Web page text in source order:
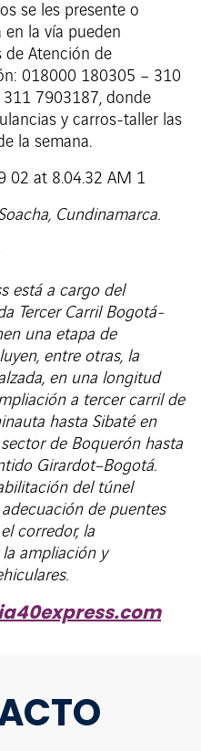
se les presente o
en la vía pueden
de Atención de
018000 180305 – 310
7903187, donde
y carros-taller las
la semana.
Cundinamarca.
está a cargo del
Tercer Carril Bogotá-
una etapa de
entre otras, la
en una longitud
a tercer carril de
hasta Sibaté en
de Boquerón hasta
Girardot–Bogotá.
del túnel
de puentes
corredor, la
ampliación y